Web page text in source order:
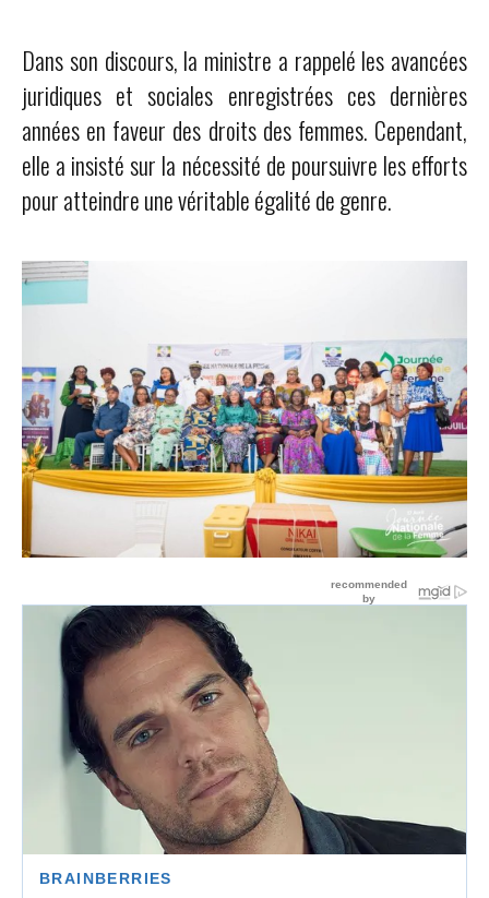
Dans son discours, la ministre a rappelé les avancées
juridiques et sociales enregistrées ces dernières
années en faveur des droits des femmes. Cependant,
elle a insisté sur la nécessité de poursuivre les efforts
pour atteindre une véritable égalité de genre.